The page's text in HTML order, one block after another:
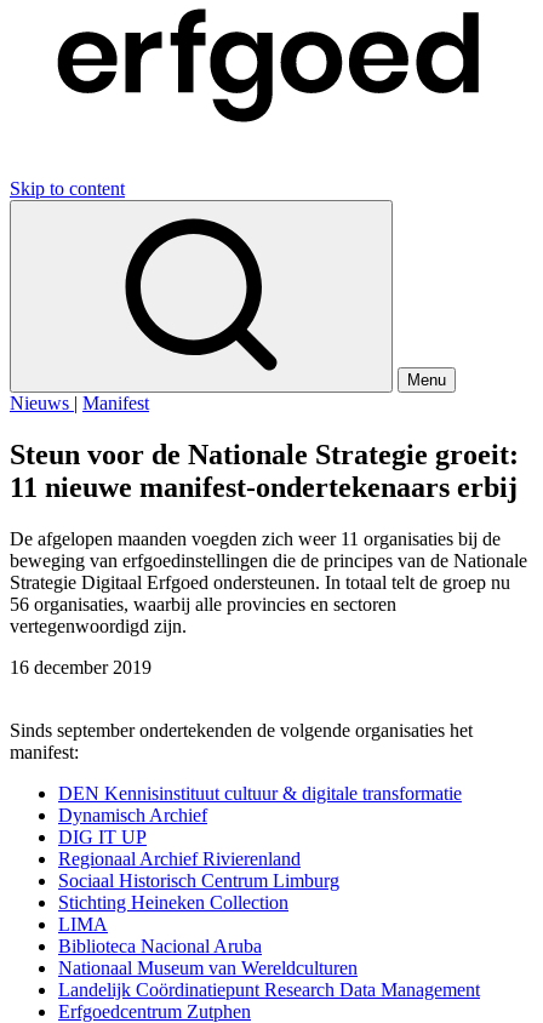
Skip to content
Menu
Nieuws | Manifest
Steun voor de Nationale Strategie groeit:
11 nieuwe manifest-ondertekenaars erbij
De afgelopen maanden voegden zich weer 11 organisaties bij de
beweging van erfgoedinstellingen die de principes van de Nationale
Strategie Digitaal Erfgoed ondersteunen. In totaal telt de groep nu
56 organisaties, waarbij alle provincies en sectoren
vertegenwoordigd zijn.
16 december 2019
Sinds september ondertekenden de volgende organisaties het
manifest:
DEN Kennisinstituut cultuur & digitale transformatie
Dynamisch Archief
DIG IT UP
Regionaal Archief Rivierenland
Sociaal Historisch Centrum Limburg
Stichting Heineken Collection
LIMA
Biblioteca Nacional Aruba
Nationaal Museum van Wereldculturen
Landelijk Coördinatiepunt Research Data Management
Erfgoedcentrum Zutphen